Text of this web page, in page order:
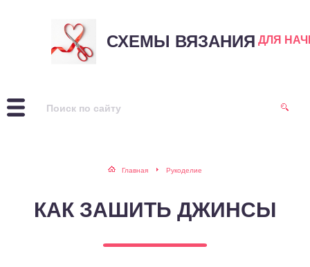
СХЕМЫ ВЯЗАНИЯ ДЛЯ
Главная Рукоделие
КАК ЗАШИТЬ ДЖИНСЫ